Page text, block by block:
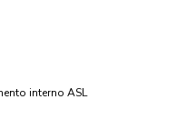
interno ASL